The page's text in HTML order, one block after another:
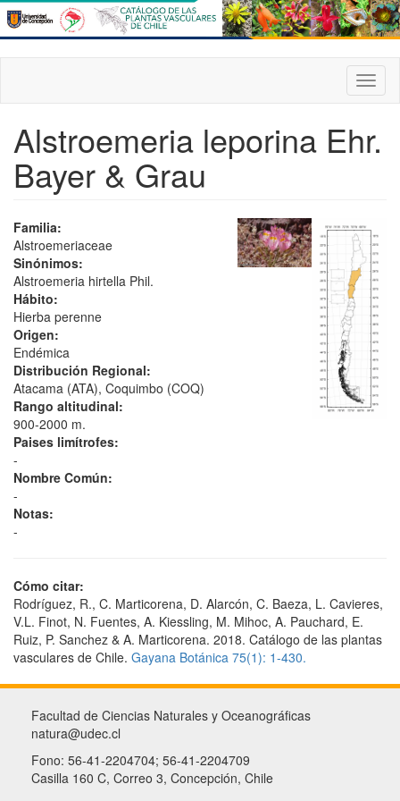
Pasar
al
contenido
principal
Alstroemeria leporina Ehr.
Bayer & Grau
Familia:
Alstroemeriaceae
Sinónimos:
Alstroemeria hirtella Phil.
Hábito:
Hierba perenne
Origen:
Endémica
Distribución Regional:
Atacama (ATA), Coquimbo (COQ)
Rango altitudinal:
900-2000 m.
Paises limítrofes:
-
Nombre Común:
-
Notas:
-
Cómo citar:
Rodríguez, R., C. Marticorena, D. Alarcón, C. Baeza, L. Cavieres,
V.L. Finot, N. Fuentes, A. Kiessling, M. Mihoc, A. Pauchard, E.
Ruiz, P. Sanchez & A. Marticorena. 2018. Catálogo de las plantas
vasculares de Chile. Gayana Botánica 75(1): 1-430.
Facultad de Ciencias Naturales y Oceanográficas
natura@udec.cl
Fono: 56-41-2204704; 56-41-2204709
Casilla 160 C, Correo 3, Concepción, Chile